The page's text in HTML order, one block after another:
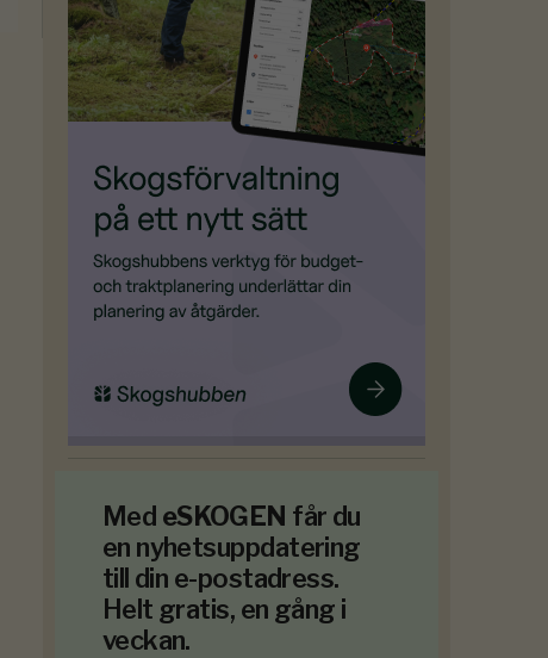
Med eSKOGEN får du
en nyhetsuppdatering
till din e-postadress.
Helt gratis, en gång i
veckan.